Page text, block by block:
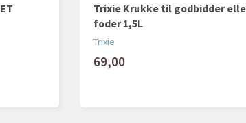
Trixie Krukke til godbidder
foder 1,5L
Trixie
69,00